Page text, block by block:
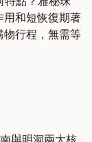
用和短恢復期著
行程，無需等